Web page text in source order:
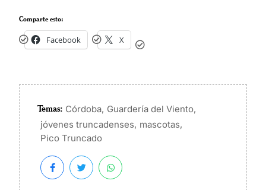
Comparte esto:
Facebook X
Temas: Córdoba, Guardería del Viento,
jóvenes truncadenses, mascotas,
Pico Truncado